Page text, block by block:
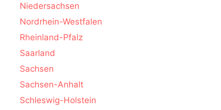
Niedersachsen
Nordrhein-Westfalen
Rheinland-Pfalz
Saarland
Sachsen
Sachsen-Anhalt
Schleswig-Holstein